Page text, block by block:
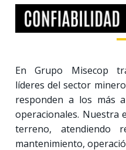
En Grupo Misecop
líderes del sector
responden a los más
operacionales. Nuestra
terreno, atendiendo
mantenimiento,